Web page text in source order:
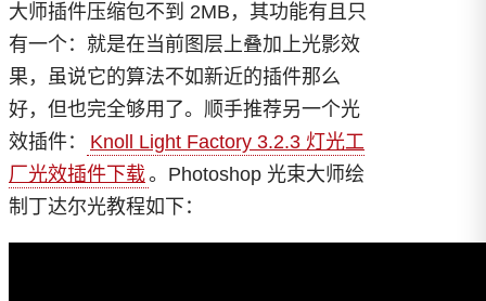
大师插件压缩包不到 2MB，其功能有且只
有一个：就是在当前图层上叠加上光影效
果，虽说它的算法不如新近的插件那么
好，但也完全够用了。顺手推荐另一个光
效插件：
Knoll Light Factory 3.2.3 灯光工
厂光效插件下载。Photoshop 光束大师绘
制丁达尔光教程如下：